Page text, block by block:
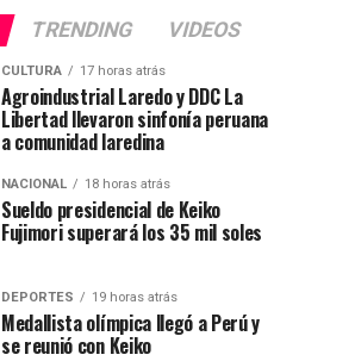
TRENDING VIDEOS
CULTURA 17 horas atrás
Agroindustrial Laredo y DDC La
Libertad llevaron sinfonía peruana
a comunidad laredina
NACIONAL 18 horas atrás
Sueldo presidencial de Keiko
Fujimori superará los 35 mil soles
DEPORTES 19 horas atrás
Medallista olímpica llegó a Perú y
se reunió con Keiko